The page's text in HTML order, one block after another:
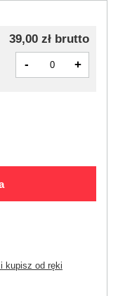
39,00 zł brutto
- +
kupisz od ręki